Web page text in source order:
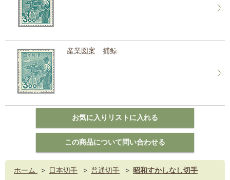
産業図案 捕鯨
ホーム > 日本切手 > 普通切手 > 昭和すかしなし切手